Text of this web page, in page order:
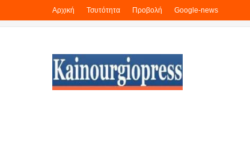
Αρχική Τσυτότητα Προβολή Google-news